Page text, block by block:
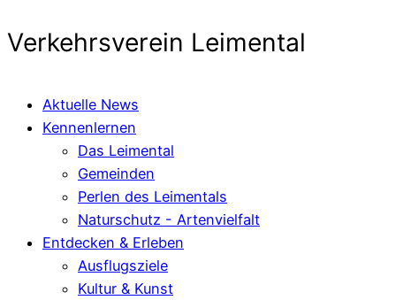
Verkehrsverein Leimental
Aktuelle News
Kennenlernen
Das Leimental
Gemeinden
Perlen des Leimentals
Naturschutz - Artenvielfalt
Entdecken & Erleben
Ausflugsziele
Kultur & Kunst